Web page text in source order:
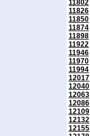
11802
11826
11850
11874
11898
11922
11946
11970
11994
12017
12040
12063
12086
12109
12132
12155